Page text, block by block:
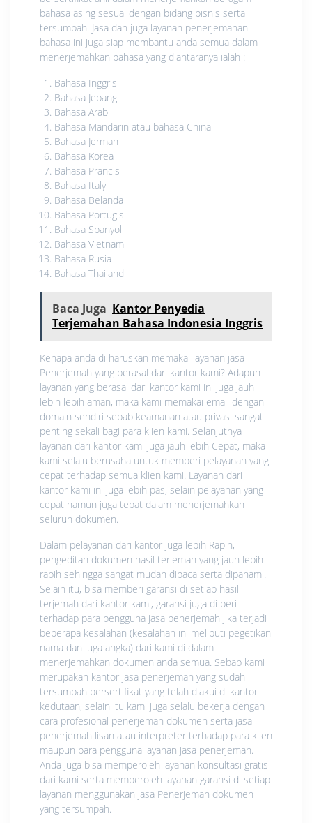
bahasa asing sesuai dengan bidang bisnis serta
tersumpah. Jasa dan juga layanan penerjemahan
bahasa ini juga siap membantu anda semua dalam
menerjemahkan bahasa yang diantaranya ialah :
Bahasa Inggris
Bahasa Jepang
Bahasa Arab
Bahasa Mandarin atau bahasa China
Bahasa Jerman
Bahasa Korea
Bahasa Prancis
Bahasa Italy
Bahasa Belanda
Bahasa Portugis
Bahasa Spanyol
Bahasa Vietnam
Bahasa Rusia
Bahasa Thailand
Baca Juga Kantor Penyedia
Terjemahan Bahasa Indonesia Inggris
Kenapa anda di haruskan memakai layanan jasa
Penerjemah yang berasal dari kantor kami? Adapun
layanan yang berasal dari kantor kami ini juga jauh
lebih lebih aman, maka kami memakai email dengan
domain sendiri sebab keamanan atau privasi sangat
penting sekali bagi para klien kami. Selanjutnya
layanan dari kantor kami juga jauh lebih Cepat, maka
kami selalu berusaha untuk memberi pelayanan yang
cepat terhadap semua klien kami. Layanan dari
kantor kami ini juga lebih pas, selain pelayanan yang
cepat namun juga tepat dalam menerjemahkan
seluruh dokumen.
Dalam pelayanan dari kantor juga lebih Rapih,
pengeditan dokumen hasil terjemah yang jauh lebih
rapih sehingga sangat mudah dibaca serta dipahami.
Selain itu, bisa memberi garansi di setiap hasil
terjemah dari kantor kami, garansi juga di beri
terhadap para pengguna jasa penerjemah jika terjadi
beberapa kesalahan (kesalahan ini meliputi pegetikan
nama dan juga angka) dari kami di dalam
menerjemahkan dokumen anda semua. Sebab kami
merupakan kantor jasa penerjemah yang sudah
tersumpah bersertifikat yang telah diakui di kantor
kedutaan, selain itu kami juga selalu bekerja dengan
cara profesional penerjemah dokumen serta jasa
penerjemah lisan atau interpreter terhadap para klien
maupun para pengguna layanan jasa penerjemah.
Anda juga bisa memperoleh layanan konsultasi gratis
dari kami serta memperoleh layanan garansi di setiap
layanan menggunakan jasa Penerjemah dokumen
yang tersumpah.